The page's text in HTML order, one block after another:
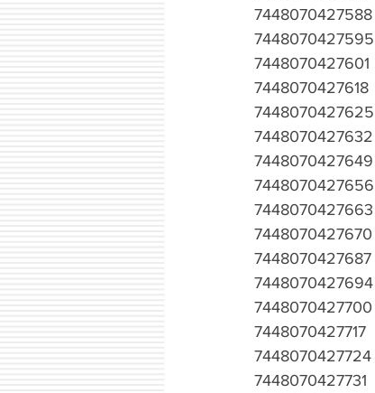
7448070427588
7448070427595
7448070427601
7448070427618
7448070427625
7448070427632
7448070427649
7448070427656
7448070427663
7448070427670
7448070427687
7448070427694
7448070427700
7448070427717
7448070427724
7448070427731